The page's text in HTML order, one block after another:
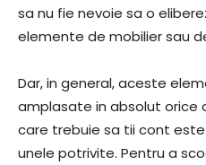
sa nu fie nevoie sa o
elemente de mobilier sau
Dar, in general, aceste
amplasate in absolut orice
care trebuie sa tii cont
unele potrivite. Pentru a